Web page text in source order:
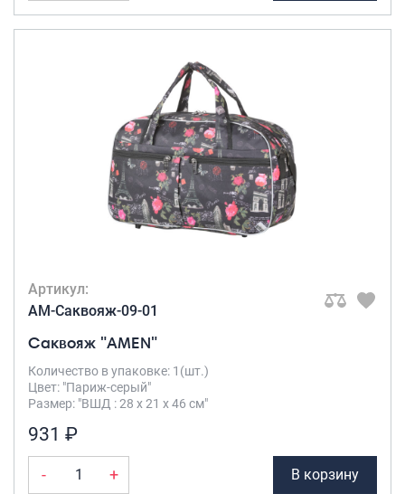
Артикул:
AM-Саквояж-09-01
Саквояж "AMEN"
Количество в упаковке: 1(шт.)
Цвет: "Париж-серый"
Размер: "ВШД : 28 х 21 х 46 см"
931 ₽
- + В корзину